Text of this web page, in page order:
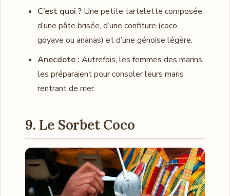
C’est quoi ? Une petite tartelette composée
d’une pâte brisée, d’une confiture (coco,
goyave ou ananas) et d’une génoise légère.
Anecdote : Autrefois, les femmes des marins
les préparaient pour consoler leurs maris
rentrant de mer.
9. Le Sorbet Coco